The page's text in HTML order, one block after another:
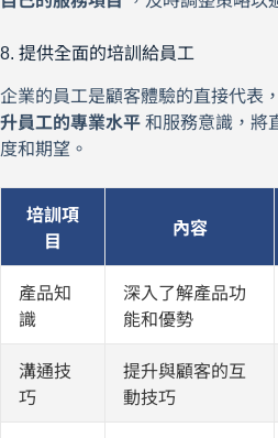
8. 提供全面的培訓給員工
企業的員工是顧客體驗的直接代表
升員工的專業水平 和服務意識，將
度和期望。
培訓項
目
內容
產品知
識
深入了解產品功
能和優勢
溝通技
巧
提升與顧客的互
動技巧